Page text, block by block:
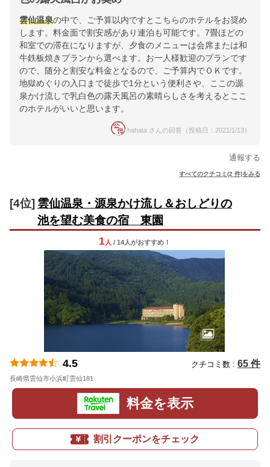
雲仙温泉の中で、ご予算以内ですとこちらのホテルをお奨め
します。料金面で割安感があり連泊も可能です。7畳ほどの
和室での滞在になりますが、夕食のメニューは会席または和
牛鉄板焼きプランから選べます。お一人様歓迎のプランです
ので、随分と割安な料金となるので、ご予算内でＯＫです。
地獄めぐりの入口まで徒歩で1分という便利さや、ここの源
泉かけ流しで乳白色の露天風呂の素晴らしさを考えるとここ
のホテルがいいと思います。
hahata さんの回答（投稿日：2021/1/13）
通報する
すべてのクチコミ(2 件)をみる
[4位] 雲仙温泉・源泉かけ流し＆おしどりの
池を望む美食の宿 東園
1 人 / 14人がおすすめ！
4.5 クチコミ数 : 65 件
長崎県雲仙市小浜町雲仙181
料金を表示
割引クーポンをチェック